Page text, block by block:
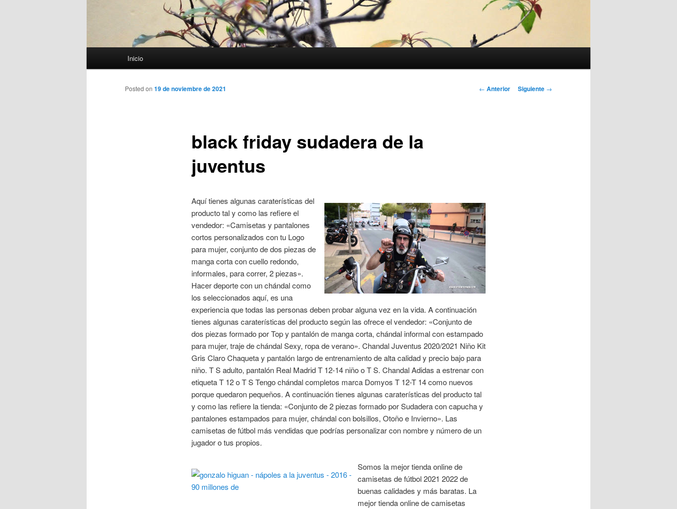
Inicio
Navegación
← Anterior Siguiente →
black friday sudadera de la
juventus
Posted on 19 de noviembre de 2021
Aquí tienes algunas caraterísticas del
producto tal y como las refiere el
vendedor: «Camisetas y pantalones
cortos personalizados con tu Logo
para mujer, conjunto de dos piezas de
manga corta con cuello redondo,
informales, para correr, 2 piezas».
Hacer deporte con un chándal como
los seleccionados aquí, es una
experiencia que todas las personas deben probar alguna vez en la vida. A continuación
tienes algunas caraterísticas del producto según las ofrece el vendedor: «Conjunto de
dos piezas formado por Top y pantalón de manga corta, chándal informal con estampado
para mujer, traje de chándal Sexy, ropa de verano». Chandal Juventus 2020/2021 Niño Kit
Gris Claro Chaqueta y pantalón largo de entrenamiento de alta calidad y precio bajo para
niño. T S adulto, pantalón Real Madrid T 12-14 niño o T S. Chandal Adidas a estrenar con
etiqueta T 12 o T S Tengo chándal completos marca Domyos T 12-T 14 como nuevos
porque quedaron pequeños. A continuación tienes algunas caraterísticas del producto tal
y como las refiere la tienda: «Conjunto de 2 piezas formado por Sudadera con capucha y
pantalones estampados para mujer, chándal con bolsillos, Otoño e Invierno». Las
camisetas de fútbol más vendidas que podrías personalizar con nombre y número de un
jugador o tus propios.
Somos la mejor tienda online de
camisetas de fútbol 2021 2022 de
buenas calidades y más baratas. La
mejor tienda online de camisetas